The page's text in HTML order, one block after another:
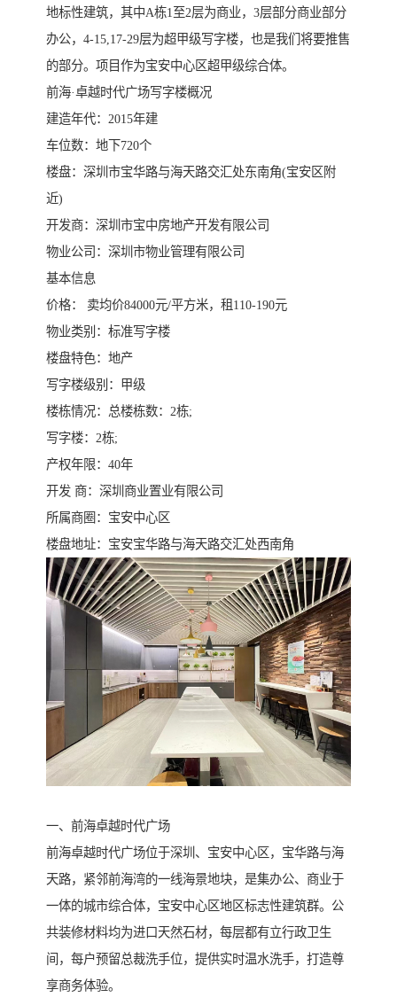
地标性建筑，其中A栋1至2层为商业，3层部分商业部分
办公，4-15,17-29层为超甲级写字楼，也是我们将要推售
的部分。项目作为宝安中心区超甲级综合体。
前海·卓越时代广场写字楼概况
建造年代：2015年建
车位数：地下720个
楼盘：深圳市宝华路与海天路交汇处东南角(宝安区附
近)
开发商：深圳市宝中房地产开发有限公司
物业公司：深圳市物业管理有限公司
基本信息
价格： 卖均价84000元/平方米，租110-190元
物业类别：标准写字楼
楼盘特色：地产
写字楼级别：甲级
楼栋情况：总楼栋数：2栋;
写字楼：2栋;
产权年限：40年
开发 商：深圳商业置业有限公司
所属商圈：宝安中心区
楼盘地址：宝安宝华路与海天路交汇处西南角
一、前海卓越时代广场
前海卓越时代广场位于深圳、宝安中心区，宝华路与海
天路，紧邻前海湾的一线海景地块，是集办公、商业于
一体的城市综合体，宝安中心区地区标志性建筑群。公
共装修材料均为进口天然石材，每层都有立行政卫生
间，每户预留总裁洗手位，提供实时温水洗手，打造尊
享商务体验。